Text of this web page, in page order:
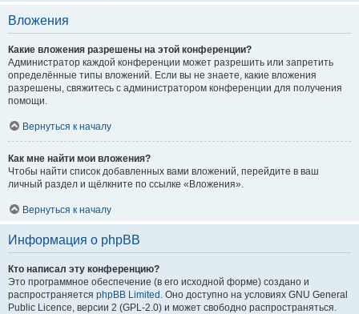
Вложения
Какие вложения разрешены на этой конференции?
Администратор каждой конференции может разрешить или запретить
определённые типы вложений. Если вы не знаете, какие вложения
разрешены, свяжитесь с администратором конференции для получения
помощи.
Вернуться к началу
Как мне найти мои вложения?
Чтобы найти список добавленных вами вложений, перейдите в ваш
личный раздел и щёлкните по ссылке «Вложения».
Вернуться к началу
Информация о phpBB
Кто написал эту конференцию?
Это программное обеспечение (в его исходной форме) создано и
распространяется phpBB Limited . Оно доступно на условиях GNU General
Public Licence, версии 2 (GPL-2.0) и может свободно распространяться.